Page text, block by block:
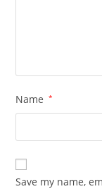
Name *
Save my name,